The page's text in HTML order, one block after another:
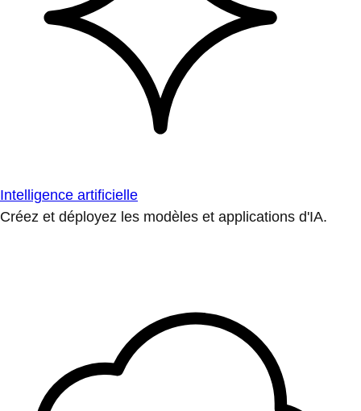
Intelligence artificielle
Créez et déployez les modèles et applications d'IA.